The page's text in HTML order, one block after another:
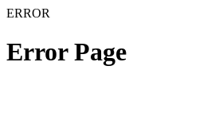
ERROR
Error Page